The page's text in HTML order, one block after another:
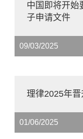
中国即将开始
子申请文件
09/03/2025
理律2025年
01/06/2025